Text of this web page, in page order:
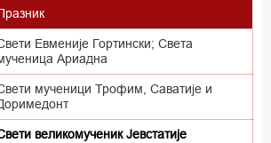
Евменије Гортински; Света
Ариадна
мученици Трофим, Саватије и
великомученик Јевстатије